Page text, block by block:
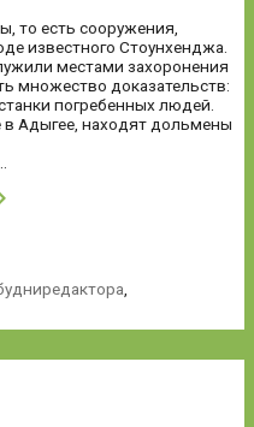
то есть сооружения,
известного Стоунхенджа.
местами захоронения
множество доказательств:
погребенных людей.
в Адыгее, находят дольмены